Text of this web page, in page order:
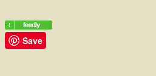
Save